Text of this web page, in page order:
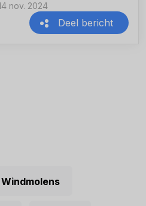
nov. 2024
Deel bericht
Windmolens